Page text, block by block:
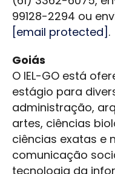
99128-2294 ou
[email protected] .
Goiás
O IEL-GO está
estágio para
administração,
artes, ciências
ciências exatas e
comunicação
tecnologia da